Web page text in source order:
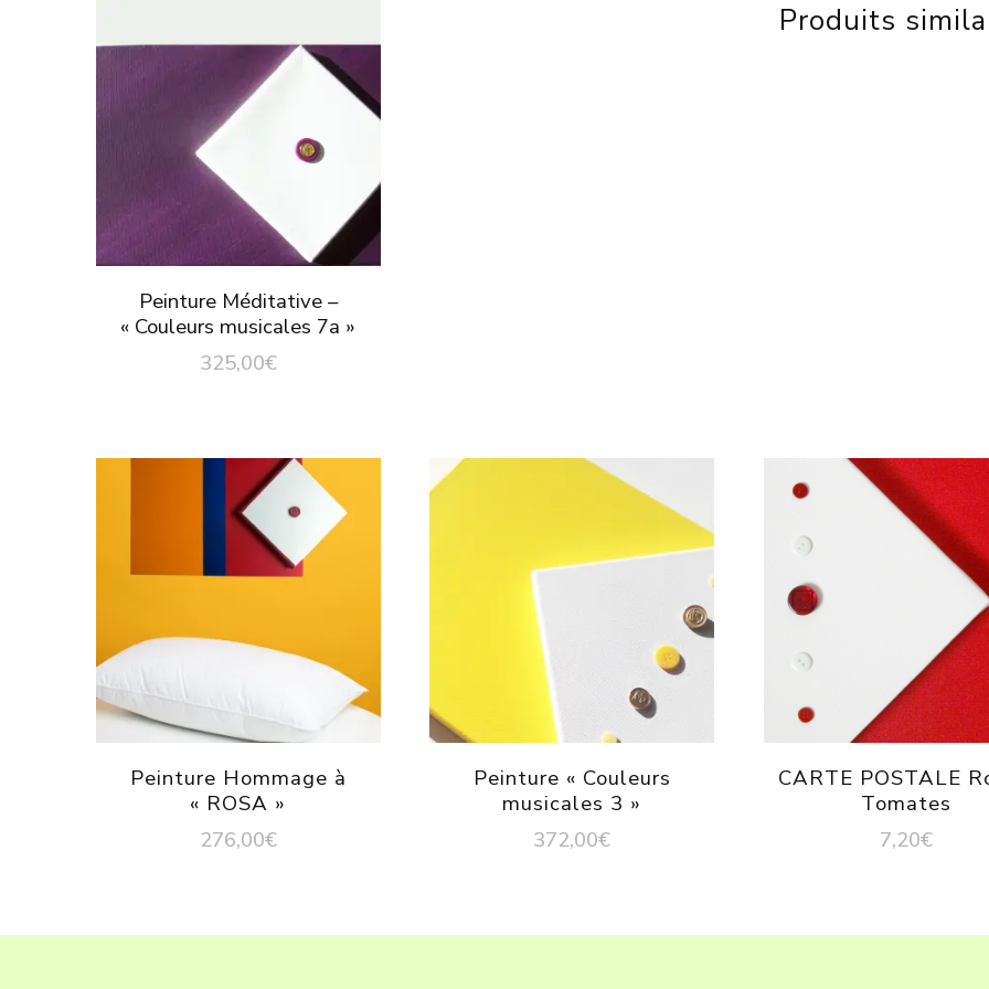
Peinture Méditative –
« Couleurs musicales 7a »
325,00€
Produits
Peinture Hommage à
« ROSA »
276,00€
Peinture « Couleurs
musicales 3 »
372,00€
CARTE POSTALE
Tomates
7,20€